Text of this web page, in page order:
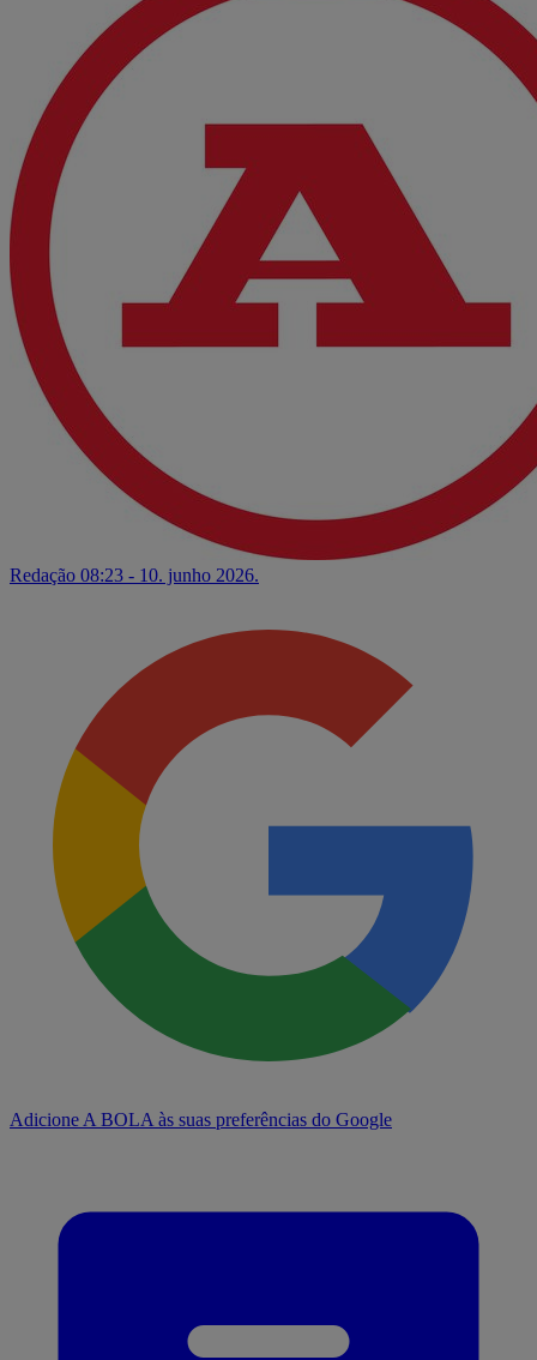
Redação 08:23 - 10. junho 2026.
Adicione A BOLA às suas preferências do Google